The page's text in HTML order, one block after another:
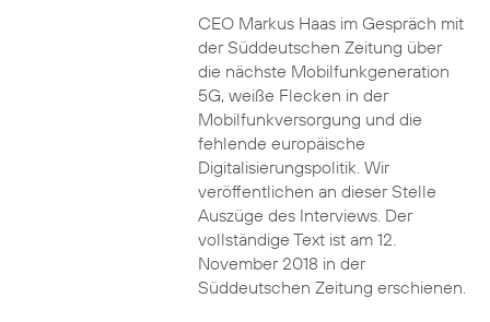
CEO Markus Haas im Gespräch mit
der Süddeutschen Zeitung über
die nächste Mobilfunkgeneration
5G, weiße Flecken in der
Mobilfunkversorgung und die
fehlende europäische
Digitalisierungspolitik. Wir
veröffentlichen an dieser Stelle
Auszüge des Interviews. Der
vollständige Text ist am 12.
November 2018 in der
Süddeutschen Zeitung erschienen.